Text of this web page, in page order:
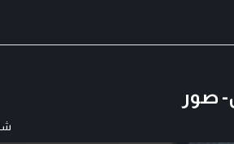
صور